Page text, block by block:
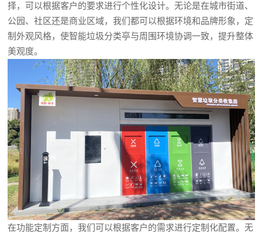
择，可以根据客户的要求进行个性化设计。无论是在城市街道、
公园、社区还是商业区域，我们都可以根据环境和品牌形象，定
制外观风格，使智能垃圾分类亭与周围环境协调一致，提升整体
美观度。
在功能定制方面，我们可以根据客户的需求进行定制化配置。无